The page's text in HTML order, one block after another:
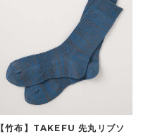
【竹布】TAKEFU 先丸リブソ